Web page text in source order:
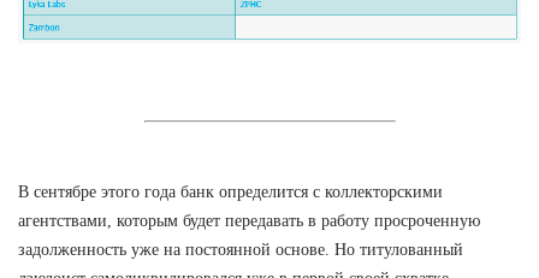
В сентябре этого года банк определится с коллекторскими
агентствами, которым будет передавать в работу просроченную
задолженность уже на постоянной основе. Но титулованный